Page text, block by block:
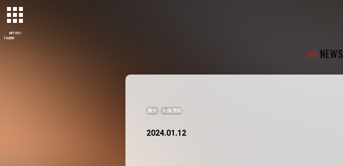
ARTIST/
TALENT
NEWS
勝矢 久保茂昭
2024.01.12